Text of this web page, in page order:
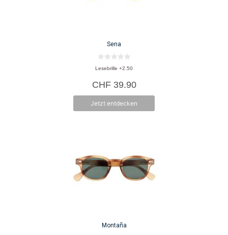
Sena
v
n
5
Lesebrille +2.50
CHF39.90
Jetzt entdecken
Montaña